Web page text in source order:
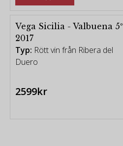
Vega Sicilia - Valbuena 5º
2017
Typ: Rött vin från Ribera del
Duero
2599kr